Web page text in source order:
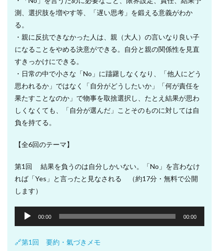
測、選択肢を増やす等、「遅い思考」を鍛える意義がわか
る。
・親に反抗できなかった人は、親（大人）の言いなり良い子
になることをやめる決意ができる。自分と親の関係性を見直
すきっかけにできる。
・日常の中で小さな「No」に躊躇しなくなり、「他人にどう
思われるか」ではなく「自分がどうしたいか」「何が責任を
果たすことなのか」で物事を取捨選択し、たとえ結果が思わ
しくなくても、「自分が選んだ」ことそのものに対しては自
負を持てる。
【全6回のテーマ】
第1回 結果を負うのは自分しかいない。「No」を言わなけ
れば「Yes」と言ったと見なされる （約17分・無料で公開
します）
声
プ
00:00 00:00
🔗第1回 要約・氣づきメモ